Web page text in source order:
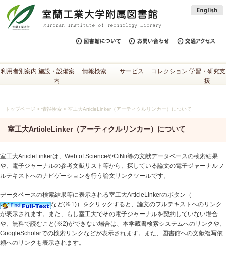
利用者別案内 施設・設備案
内
情報検索 サービス コレクション 学習・研究支
援
トップページ > 情報検索 > 室工大ArticleLinker（アーティクルリンカー）について
室工大ArticleLinker（アーティクルリンカー）について
室工大ArticleLinkerは、Web of ScienceやCiNii等の文献データベースの検索結果
や、電子ジャーナルの参考文献リスト等から、探している論文の電子ジャーナルフ
ルテキストへのナビゲーションを行う論文リンクツールです。
データベースの検索結果等に表示される室工大ArticleLinkerのボタン（
など(※1)）をクリックすると、論文のフルテキストへのリンク
が表示されます。また、もし室工大でその電子ジャーナルを契約していない場合
や、無料で読むこと(※2)ができない場合は、本学蔵書検索システムへのリンクや、
GoogleScholarでの検索リンクなどが表示されます。また、図書館への文献複写依
頼へのリンクも表示されます。